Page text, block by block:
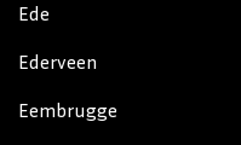
Ede
Ederveen
Eembrugge